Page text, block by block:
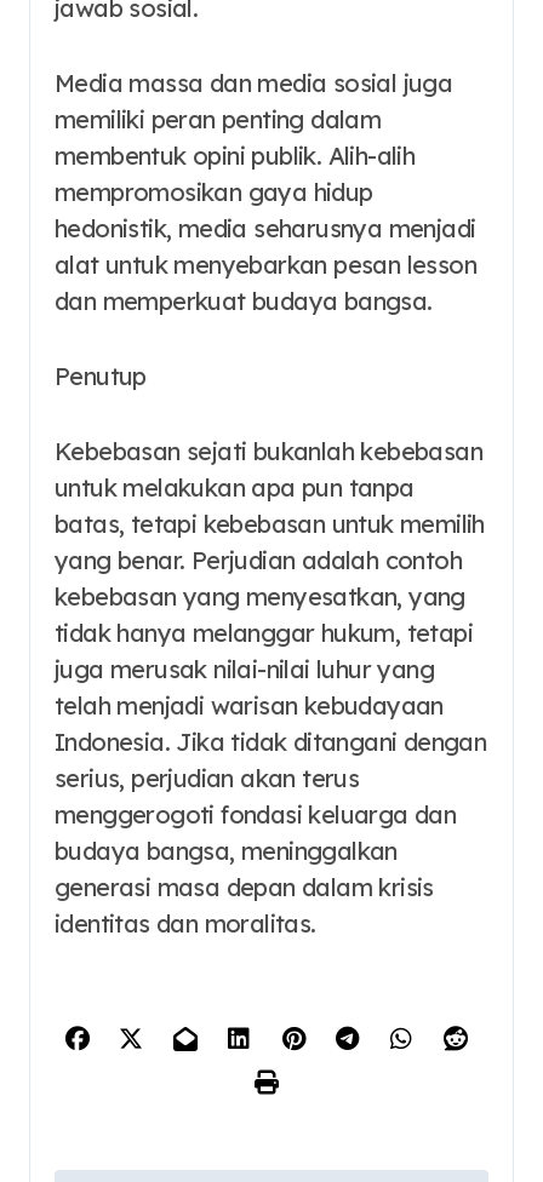
jawab sosial.
Media massa dan media sosial juga
memiliki peran penting dalam
membentuk opini publik. Alih-alih
mempromosikan gaya hidup
hedonistik, media seharusnya menjadi
alat untuk menyebarkan pesan lesson
dan memperkuat budaya bangsa.
Penutup
Kebebasan sejati bukanlah kebebasan
untuk melakukan apa pun tanpa
batas, tetapi kebebasan untuk memilih
yang benar. Perjudian adalah contoh
kebebasan yang menyesatkan, yang
tidak hanya melanggar hukum, tetapi
juga merusak nilai-nilai luhur yang
telah menjadi warisan kebudayaan
Indonesia. Jika tidak ditangani dengan
serius, perjudian akan terus
menggerogoti fondasi keluarga dan
budaya bangsa, meninggalkan
generasi masa depan dalam krisis
identitas dan moralitas.